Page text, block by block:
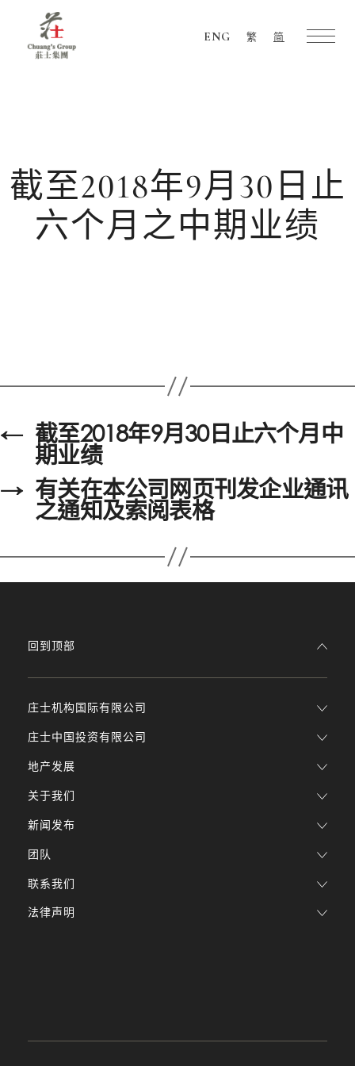
ENG 繁 简
截至2018年9月30日止
六个月之中期业绩
← 截至2018年9月30日止六个月中
期业绩
→ 有关在本公司网页刊发企业通讯
之通知及索阅表格
庄士机构国际有限公司
庄士中国投资有限公司
地产发展
关于我们
新闻发布
团队
回到顶部
联系我们
法律声明